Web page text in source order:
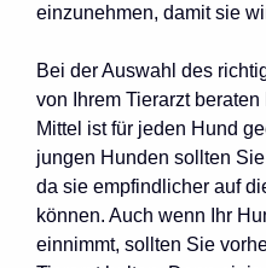
einzunehmen, damit sie
Bei der Auswahl des
von Ihrem Tierarzt
Mittel ist für jeden Hund
jungen Hunden sollten
da sie empfindlicher auf
können. Auch wenn Ihr
einnimmt, sollten Sie